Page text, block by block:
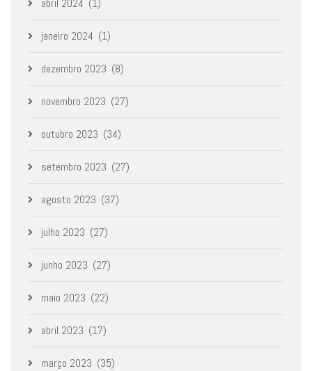
abril 2024 (1)
janeiro 2024 (1)
dezembro 2023 (8)
novembro 2023 (27)
outubro 2023 (34)
setembro 2023 (27)
agosto 2023 (37)
julho 2023 (27)
junho 2023 (27)
maio 2023 (22)
abril 2023 (17)
março 2023 (35)